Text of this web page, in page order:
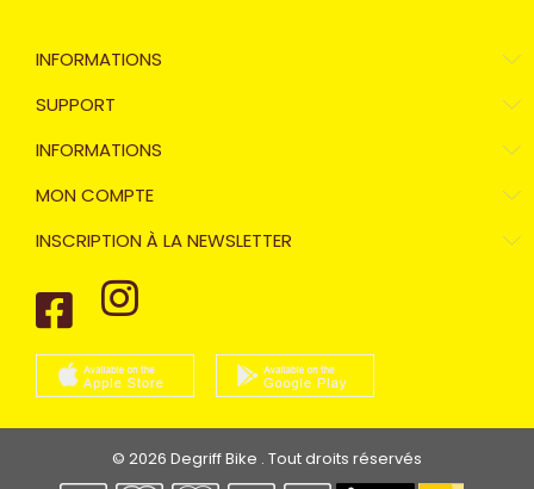
INFORMATIONS
SUPPORT
INFORMATIONS
MON COMPTE
INSCRIPTION À LA NEWSLETTER
© 2026 Degriff Bike . Tout droits réservés